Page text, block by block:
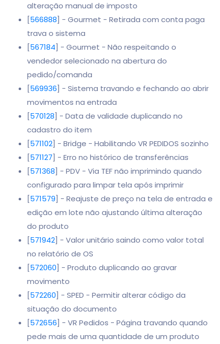
alteração manual de imposto
[566888] - Gourmet - Retirada com conta paga
trava o sistema
[567184] - Gourmet - Não respeitando o
vendedor selecionado na abertura do
pedido/comanda
[569936] - Sistema travando e fechando ao abrir
movimentos na entrada
[570128] - Data de validade duplicando no
cadastro do item
[571102] - Bridge - Habilitando VR PEDIDOS sozinho
[571127] - Erro no histórico de transferências
[571368] - PDV - Via TEF não imprimindo quando
configurado para limpar tela após imprimir
[571579] - Reajuste de preço na tela de entrada e
edição em lote não ajustando última alteração
do produto
[571942] - Valor unitário saindo como valor total
no relatório de OS
[572060] - Produto duplicando ao gravar
movimento
[572260] - SPED - Permitir alterar código da
situação do documento
[572656] - VR Pedidos - Página travando quando
pede mais de uma quantidade de um produto